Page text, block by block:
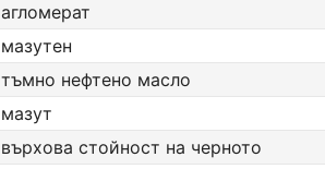
агломерат
мазутен
тъмно нефтено масло
мазут
върхова стойност на черното